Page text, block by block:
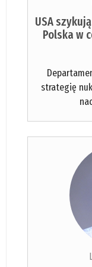
USA
Polska w
strategię